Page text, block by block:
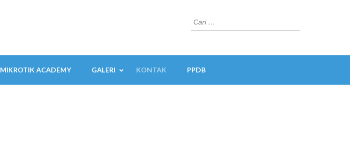
Cari
untuk:
MIKROTIK ACADEMY GALERI KONTAK PPDB